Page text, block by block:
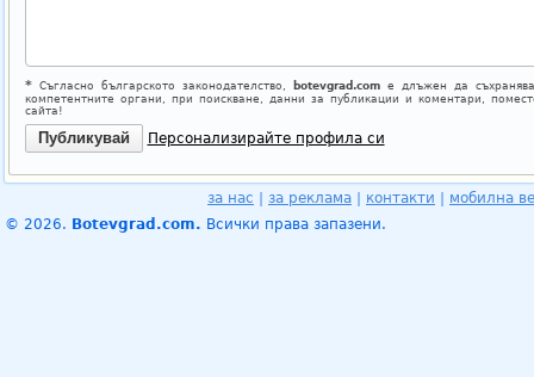
*Съгласно българското законодателство, botevgrad.comе длъжен да
компетентните органи, при поискване, данни за публикации и коментари,
сайта!
Персонализирайте профила си
за нас за реклама контакти
мобилна
© 2026. Botevgrad.com. Всички права запазени.